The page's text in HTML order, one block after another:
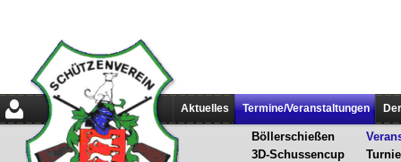
Aktuelles Termine/Veranstaltungen
Böllerschießen
3D-Schussencup